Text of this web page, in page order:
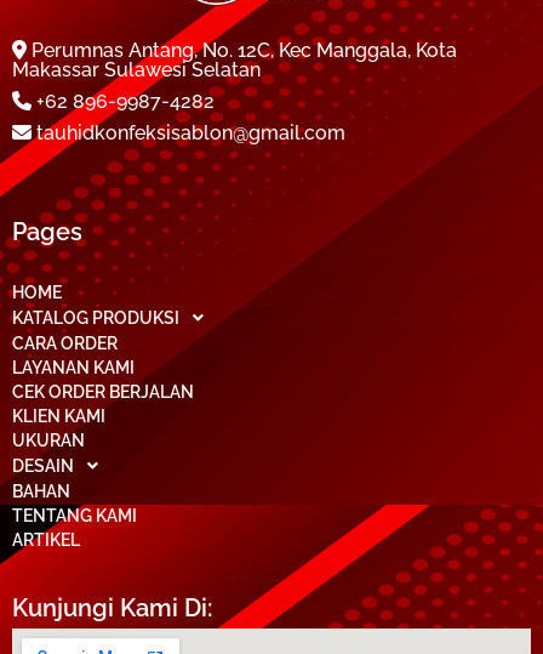
Perumnas Antang, No. 12C, Kec Manggala, Kota
Makassar Sulawesi Selatan
+62 896-9987-4282
tauhidkonfeksisablon@gmail.com
Pages
HOME
KATALOG PRODUKSI
CARA ORDER
LAYANAN KAMI
CEK ORDER BERJALAN
KLIEN KAMI
UKURAN
DESAIN
BAHAN
TENTANG KAMI
ARTIKEL
Kunjungi Kami Di: